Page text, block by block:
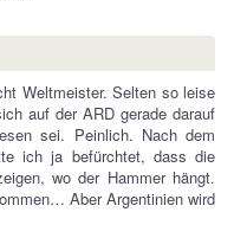
Weltmeister. Selten so leise
auf der ARD gerade darauf
sei. Peinlich. Nach dem
ich ja befürchtet, dass die
wo der Hammer hängt.
Aber Argentinien wird